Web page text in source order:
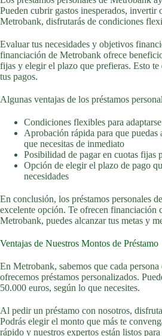
Pueden cubrir gastos inesperados, invertir
Metrobank, disfrutarás de condiciones
Evaluar tus necesidades y objetivos
financiación de Metrobank ofrece
fijas y elegir el plazo que prefieras. Esto
tus pagos.
Algunas ventajas de los préstamos
Condiciones flexibles para
Aprobación rápida para que puedas
que necesitas de inmediato
Posibilidad de pagar en cuotas fijas
Opción de elegir el plazo de pago
necesidades
En conclusión, los préstamos personales
excelente opción. Te ofrecen
Metrobank, puedes alcanzar tus metas y
Ventajas de Nuestros Montos de Préstamo
En Metrobank, sabemos que cada persona
ofrecemos préstamos personalizados.
50.000 euros, según lo que necesites.
Al pedir un préstamo con nosotros,
Podrás elegir el monto que más te
rápido y nuestros expertos están listos